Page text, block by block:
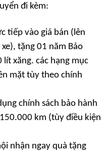
đi kèm:
tiếp vào giá bán (lên
tặng 01 năm Bảo
lít xăng. các hạng mục
mặt tùy theo chính
chính sách bảo hành
km (tùy điều kiện
nhận ngay quà tặng